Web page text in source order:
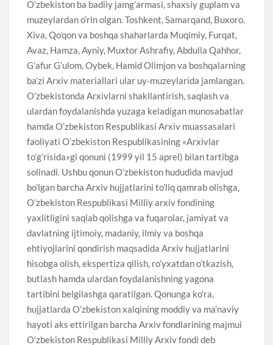
O’zbekiston ba badiiy jamg’armasi, shaxsiy guplam va
muzeylardan o’rin olgan. Toshkent, Samarqand, Buxoro,
Xiva, Qo’qon va boshqa shaharlarda Muqimiy, Furqat,
Avaz, Hamza, Ayniy, Muxtor Ashrafiy, Abdulla Qahhor,
G’afur G’ulom, Oybek, Hamid Olimjon va boshqalarning
ba’zi Arxiv materiallari ular uy-muzeylarida jamlangan.
O’zbekistonda Arxivlarni shakllantirish, saqlash va
ulardan foydalanishda yuzaga keladigan munosabatlar
hamda O’zbekiston Respublikasi Arxiv muassasalari
faoliyati O’zbekiston Respublikasining «Arxivlar
to’g’risida»gi qonuni (1999 yil 15 aprel) bilan tartibga
solinadi. Ushbu qonun O’zbekiston hududida mavjud
bo’lgan barcha Arxiv hujjatlarini to’liq qamrab olishga,
O’zbekiston Respublikasi Milliy arxiv fondining
yaxlitligini saqlab qolishga va fuqarolar, jamiyat va
davlatning ijtimoiy, madaniy, ilmiy va boshqa
ehtiyojlarini qondirish maqsadida Arxiv hujjatlarini
hisobga olish, ekspertiza qilish, ro’yxatdan o’tkazish,
butlash hamda ulardan foydalanishning yagona
tartibini belgilashga qaratilgan. Qonunga ko’ra,
hujjatlarda O’zbekiston xalqining moddiy va ma’naviy
hayoti aks ettirilgan barcha Arxiv fondlarining majmui
O’zbekiston Respublikasi Milliy Arxiv fondi deb